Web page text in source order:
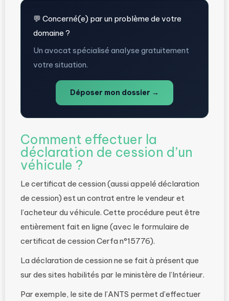
💬 Concerné(e) par un problème de votre
domaine ?
Un avocat spécialisé analyse gratuitement
votre situation.
Déposer mon dossier →
Comment effectuer la
déclaration de cession d’un
véhicule ?
Le certificat de cession (aussi appelé déclaration
de cession) est un contrat entre le vendeur et
l’acheteur du véhicule. Cette procédure peut être
entièrement fait en ligne (avec le formulaire de
certificat de cession Cerfa n°15776).
La déclaration de cession ne se fait à présent que
sur des sites habilités par le ministère de l’Intérieur.
Par exemple, le site de l’ANTS permet d’effectuer